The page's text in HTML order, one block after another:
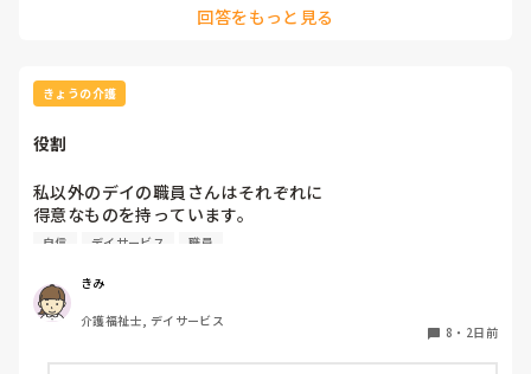
回答をもっと見る
きょうの介護
役割
私以外のデイの職員さんはそれぞれに
得意なものを持っています。
介助で言えば、要領よく動けたりと。
今の私を振り返ってみたら…何も持っていないことが虚しく
自信 デイサービス 職員
きみ
介護福祉士, デイサービス
8 ・ 2日前